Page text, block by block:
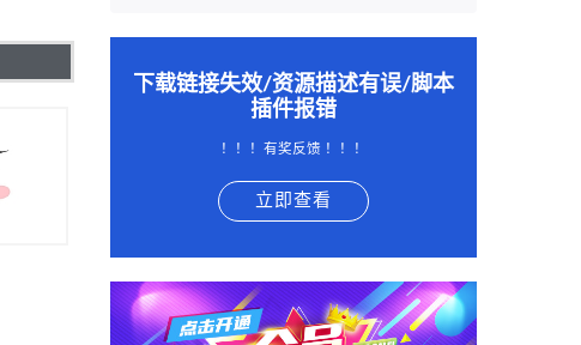
下载链接失效/资源描述有误/脚本
插件报错
！！！有奖反馈 ！！！
立即查看